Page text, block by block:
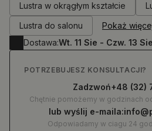
Lustra w okrągłym kształcie
Lustra do salonu
Pokaż
Dostawa:Wt. 11 Sie - Czw. 13 Sie
POTRZEBUJESZ KONSULTACJI?
Zadzwoń+48 (32)
Chętnie pomożemy w godzinach
lub wyślij e-maila:
Odpowiadamy w ciagu 24